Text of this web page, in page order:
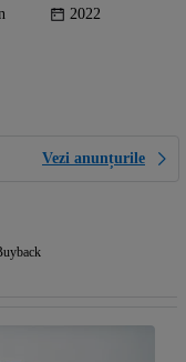
2022
Vezi anunțurile